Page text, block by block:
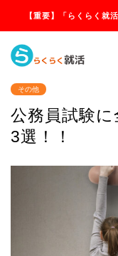
【重要】「らくらく就
その他
公務員試験
3選！！